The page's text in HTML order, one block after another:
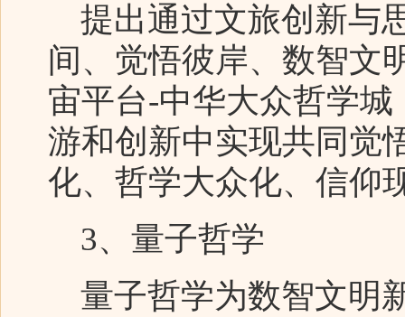
提出通过文旅创新与
间、觉悟彼岸、数智文
宙平台-中华大众哲学
游和创新中实现共同觉
化、哲学大众化、信仰
3、量子哲学
量子哲学为数智文明